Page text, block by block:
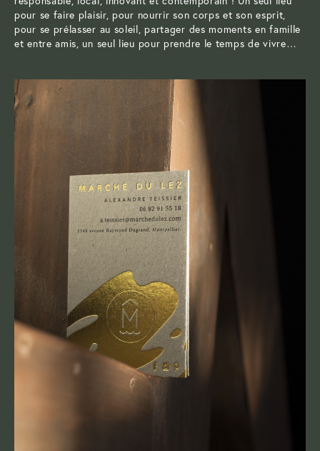
pour se faire plaisir, pour nourrir son corps et son esprit,
pour se prélasser au soleil, partager des moments en famille
et entre amis, un seul lieu pour prendre le temps de vivre…